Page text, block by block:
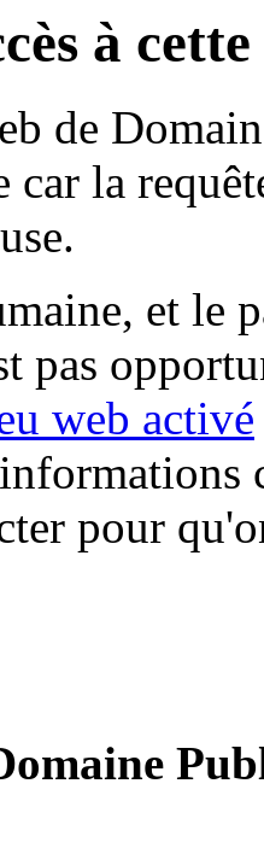
à
de
car la
et le
pas
web activé
pour